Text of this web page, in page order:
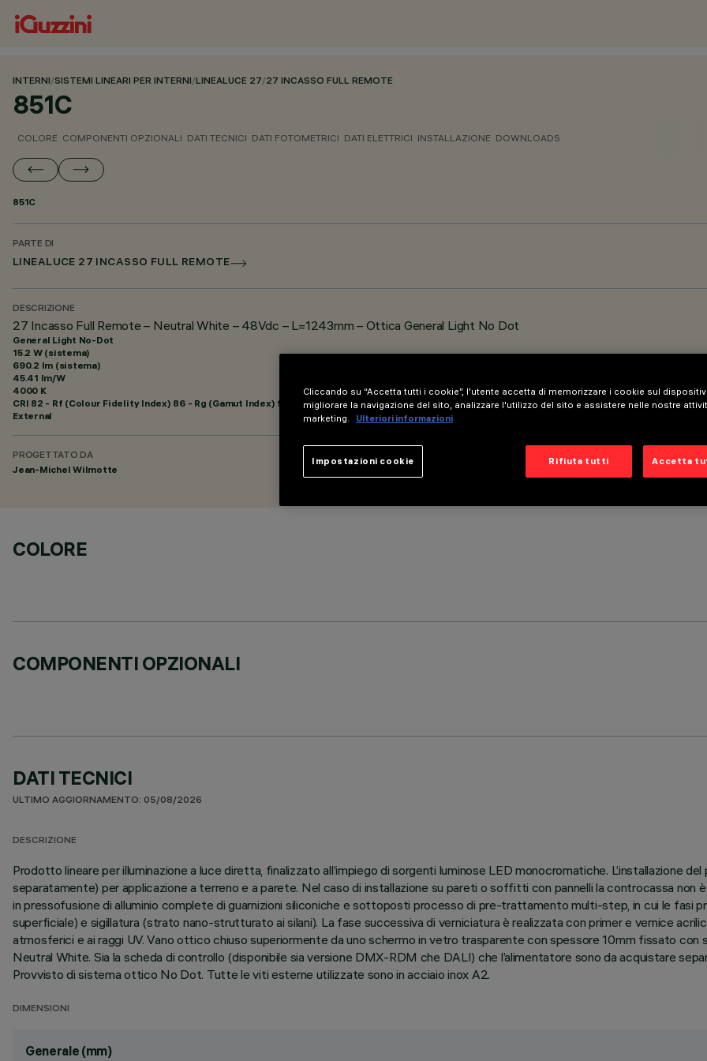
INTERNI/SISTEMI LINEARI PER INTERNI/LINEALUCE 27/27 INCASSO FULL REMOTE
851C
COLORE COMPONENTI OPZIONALI DATI TECNICI DATI FOTOMETRICI DATI ELETTRICI INSTALLAZIONE DOWNLOADS
851C
PARTE DI
LINEALUCE 27 INCASSO FULL REMOTE
DESCRIZIONE
27 Incasso Full Remote – Neutral White – 48Vdc – L=1243mm – Ottica General Light No Dot
General Light No-Dot
15.2 W (sistema)
690.2 lm (sistema)
45.41 lm/W
4000 K
CRI 82 - Rf (Colour Fidelity Index) 86 - Rg (Gamut Index) 95
External
PROGETTATO DA
Jean-Michel Wilmotte
COLORE
COMPONENTI OPZIONALI
DATI TECNICI
ULTIMO AGGIORNAMENTO: 05/08/2026
DESCRIZIONE
Prodotto lineare per illuminazione a luce diretta, finalizzato all’impiego di sorgenti luminose LED monocromatiche. L’installazione
separatamente) per applicazione a terreno e a parete. Nel caso di installazione su pareti o soffitti con pannelli la controcassa non
in pressofusione di alluminio complete di guarnizioni siliconiche e sottoposti processo di pre-trattamento multi-step, in cui le fasi
superficiale) e sigillatura (strato nano-strutturato ai silani). La fase successiva di verniciatura è realizzata con primer e vernice
atmosferici e ai raggi UV. Vano ottico chiuso superiormente da uno schermo in vetro trasparente con spessore 10mm fissato
Neutral White. Sia la scheda di controllo (disponibile sia versione DMX-RDM che DALI) che l’alimentatore sono da acquistare
Provvisto di sistema ottico No Dot. Tutte le viti esterne utilizzate sono in acciaio inox A2.
DIMENSIONI
Generale (mm)
Cliccando su “Accetta tutti i cookie”, l'utente accetta di memorizzare i cookie sul
migliorare la navigazione del sito, analizzare l'utilizzo del sito e assistere nelle nostre
marketing.
Ulteriori informazioni
Rifiuta tutti Accetta
Impostazioni cookie